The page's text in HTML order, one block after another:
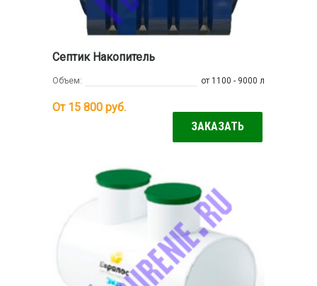
Септик Накопитель
Объем: от 1100 - 9000 л
От 15 800 руб.
ЗАКАЗАТЬ